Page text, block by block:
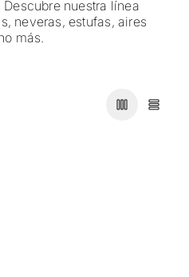
nuestra línea
neveras, estufas, aires
más.